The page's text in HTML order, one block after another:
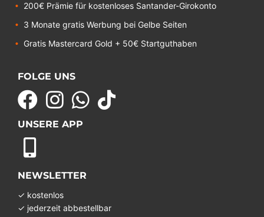
200€ Prämie für kostenloses Santander-Girokonto
3 Monate gratis Werbung bei Gelbe Seiten
Gratis Mastercard Gold + 50€ Startguthaben
FOLGE UNS
UNSERE APP
NEWSLETTER
✓ kostenlos
✓ jederzeit abbestellbar